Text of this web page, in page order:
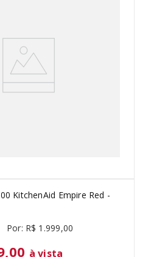
KitchenAid Empire Red -
R$ 1 .999,00
à vista